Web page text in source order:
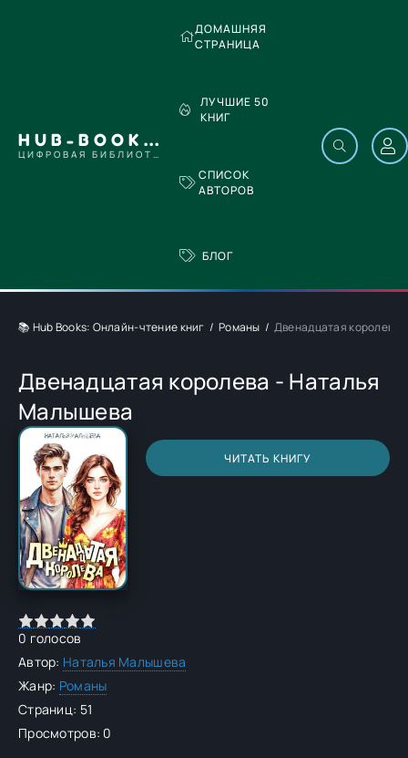
HUB-BOOKS.COM
ЦИФРОВАЯ БИБЛИОТЕКА
ДОМАШНЯЯ
СТРАНИЦА
ЛУЧШИЕ 50
КНИГ
СПИСОК
АВТОРОВ
БЛОГ
📚 Hub Books: Онлайн-чтение книг Романы Двенадцатая королева
Двенадцатая королева - Наталья
Малышева
ЧИТАТЬ КНИГУ
0 голосов
Автор: Наталья Малышева
Жанр: Романы
Страниц: 51
Просмотров: 0